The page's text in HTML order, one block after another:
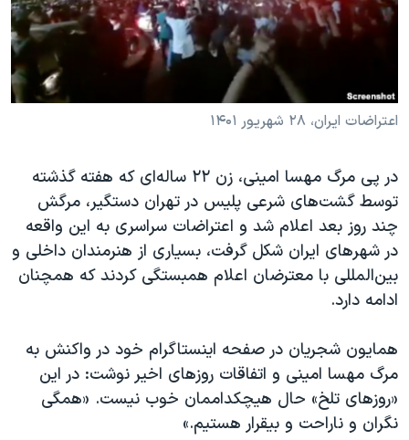
فرهنگ و زندگی
حقوق شهروندی
علم و فناوری
گالری عکس
آرشیو پخش زنده
مستندها
انتخابات ریاست جمهوری آمریکا ۲۰۲۴
حمله جمهوری اسلامی به اسرائیل
رمز مهسا
اعتراضات زن، زندگی، آزادی
مجموعه مستندهای دادخواهی
تریبونال مردمی آبان ۹۸
دادگاه حمید نوری
چهل سال گروگان‌گیری
قانون شفافیت دارائی کادر رهبری ایران
اعتراضات مردمی آبان ۹۸
اسرائیل در جنگ
دنبال کنید
اعتراضات ایران، ۲۸ شهریور ۱۴۰۱
در پی مرگ مهسا امینی، زن ۲۲ ساله‌ای که هفته گذشته
توسط گشت‌های شرعی پلیس در تهران دستگیر، مرگش
چند روز بعد اعلام شد و اعتراضات سراسری به این واقعه
در شهرهای ایران شکل گرفت، بسیاری از هنرمندان داخلی و
بین‌المللی با معترضان اعلام همبستگی کردند که همچنان
ادامه دارد.
همایون شجریان در صفحه اینستاگرام خود در واکنش به
مرگ مهسا امینی و اتفاقات روزهای اخیر نوشت: در این
«روزهای تلخ» حال هیچکداممان خوب نیست. «همگی
نگران و ناراحت و بیقرار هستیم.»